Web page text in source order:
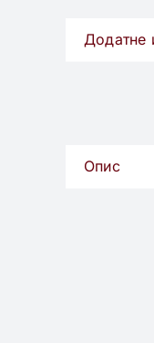
Додатне
Опис